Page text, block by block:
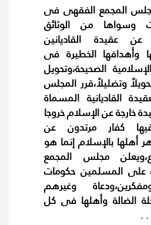
المجمع الفقهى فى
وسواها من الوثائق
عن عقيدة القاديانين
وأهدافها الخطيرة فى
الصحيحة،وتحويل
وتضليلاً،قرر المجلس
القاديانية المسماة
خارجة عن الإسلام خروجا
كفار مرتدون عن
أهلها بالإسلام إنما هو
مجلس المجمع
على المسلمين حكومات
وغيرهم
الضالة وأهلها فى كل
.